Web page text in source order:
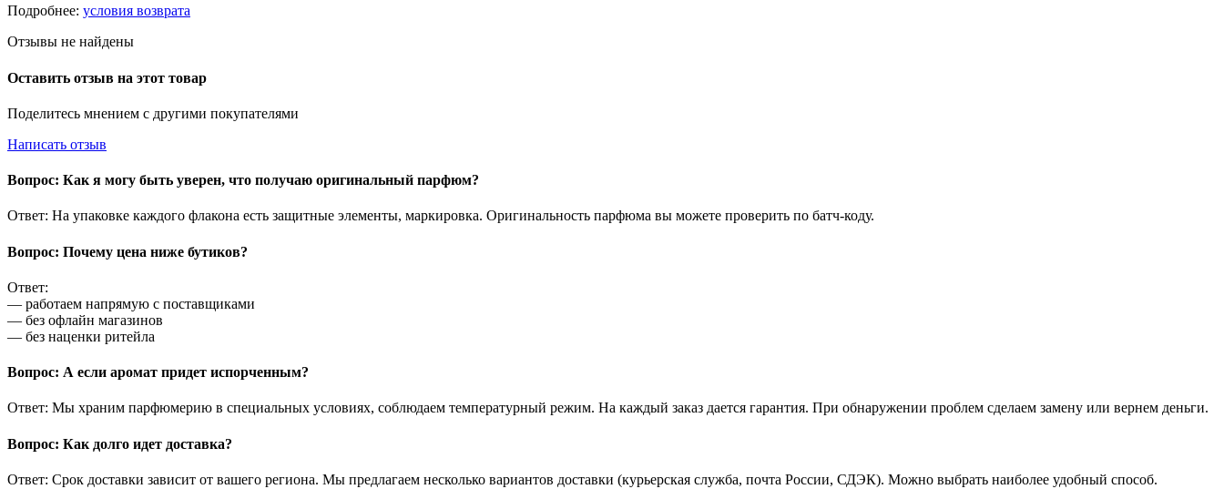
Подробнее: условия возврата
Отзывы не найдены
Оставить отзыв на этот товар
Поделитесь мнением с другими покупателями
Написать отзыв
Вопрос: Как я могу быть уверен, что получаю оригинальный парфюм?
Ответ: На упаковке каждого флакона есть защитные элементы, маркировка. Оригинальность парфюма вы можете проверить по батч-коду.
Вопрос: Почему цена ниже бутиков?
Ответ:
— работаем напрямую с поставщиками
— без офлайн магазинов
— без наценки ритейла
Вопрос: А если аромат придет испорченным?
Ответ: Мы храним парфюмерию в специальных условиях, соблюдаем температурный режим. На каждый заказ дается гарантия. При обнаружении проблем сделаем замену или вернем деньги.
Вопрос: Как долго идет доставка?
Ответ: Срок доставки зависит от вашего региона. Мы предлагаем несколько вариантов доставки (курьерская служба, почта России, СДЭК). Можно выбрать наиболее удобный способ.